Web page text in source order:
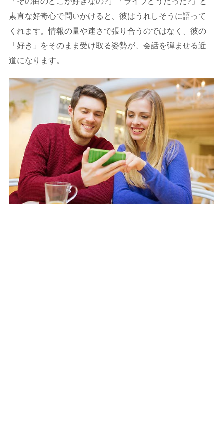
素直な好奇心で問いかけると、彼はうれしそうに語って
くれます。情報の量や速さで張り合うのではなく、彼の
「好き」をそのまま受け取る姿勢が、会話を弾ませる近
道になります。